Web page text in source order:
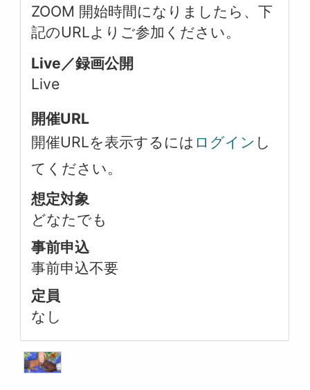
ZOOM 開始時間になりましたら、下
記のURLよりご参加ください。
Live／録画公開
Live
開催URL
開催URLを表示するには ログイン し
てください。
想定対象
どなたでも
事前申込
事前申込不要
定員
なし